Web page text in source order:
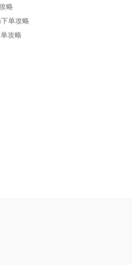
略
单攻略
攻略